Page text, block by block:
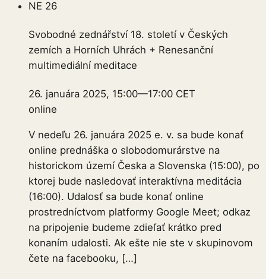
NE 26
Svobodné zednářství 18. století v Českých
zemích a Horních Uhrách + Renesanční
multimediální meditace
26. januára 2025, 15:00—17:00 CET
online
V nedeľu 26. januára 2025 e. v. sa bude konať
online prednáška o slobodomurárstve na
historickom území Česka a Slovenska (15:00), po
ktorej bude nasledovať interaktívna meditácia
(16:00). Udalosť sa bude konať online
prostredníctvom platformy Google Meet; odkaz
na pripojenie budeme zdieľať krátko pred
konaním udalosti. Ak ešte nie ste v skupinovom
čete na facebooku, […]